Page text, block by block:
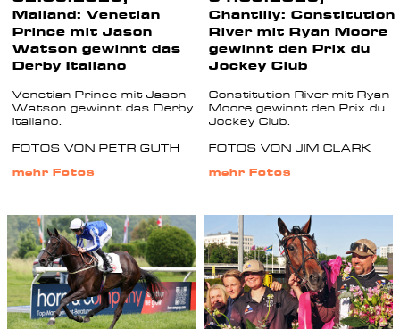
Mailand: Venetian
Prince mit Jason
Watson gewinnt das
Derby Italiano
Venetian Prince mit Jason
Watson gewinnt das Derby
Italiano.
FOTOS VON PETR GUTH
mehr Fotos
Chantilly: Constitution
River mit Ryan Moore
gewinnt den Prix du
Jockey Club
Constitution River mit Ryan
Moore gewinnt den Prix du
Jockey Club.
FOTOS VON JIM CLARK
mehr Fotos